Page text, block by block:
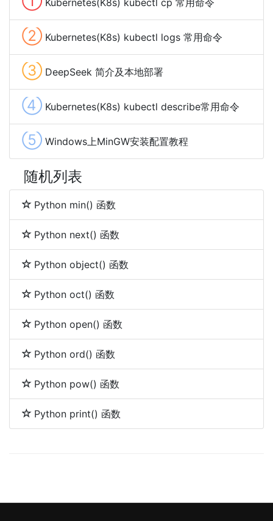
② Kubernetes(K8s) kubectl logs 常用命令
③ DeepSeek 简介及本地部署
④ Kubernetes(K8s) kubectl describe常用命令
⑤ Windows上MinGW安装配置教程
随机列表
Python min() 函数
Python next() 函数
Python object() 函数
Python oct() 函数
Python open() 函数
Python ord() 函数
Python pow() 函数
Python print() 函数